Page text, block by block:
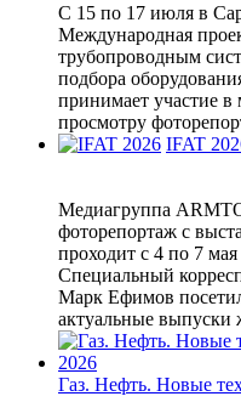
С 15 по 17 июля в
Международная
трубопроводным
подбора
принимает участие
просмотру
IFAT
Медиагруппа
фоторепортаж с
проходит с 4 по 7
Специальный
Марк Ефимов
актуальные выпуски
Газ. Нефть. Новые